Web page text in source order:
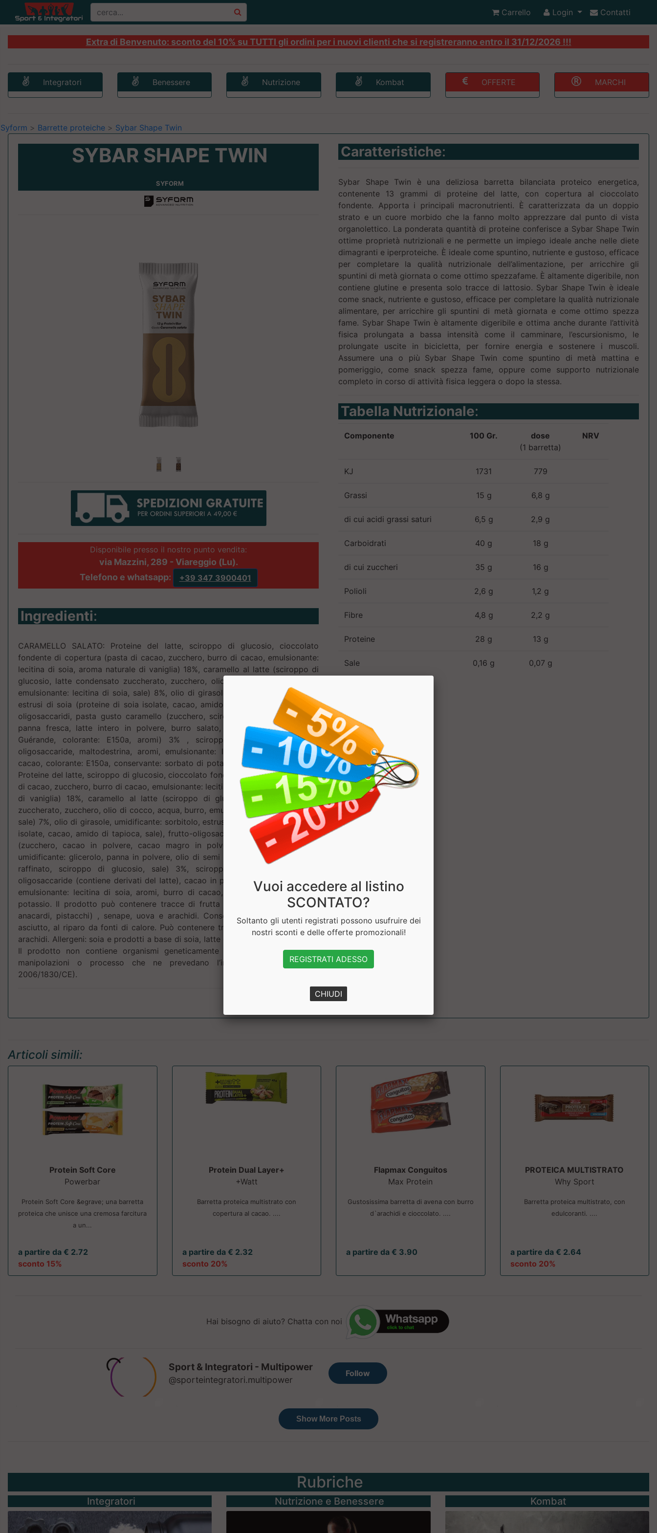
Carrello Login Contatti
Extra di Benvenuto: sconto del 10% su TUTTI gli ordini per i nuovi clienti che si registreranno entro il 31/12/2026 !!!
Integratori Benessere Nutrizione Kombat OFFERTE MARCHI
Syform > Barrette proteiche > Sybar Shape Twin
SYBAR SHAPE TWIN
SYFORM
Disponibile presso il nostro punto vendita:
via Mazzini, 289 - Viareggio (Lu).
Telefono e whatsapp:
+39 347 3900401
Ingredienti:
CARAMELLO SALATO: Proteine del latte, sciroppo di glucosio, cioccolato
fondente di copertura (pasta di cacao, zucchero, burro di cacao, emulsionante:
lecitina di soia, aroma naturale di vaniglia) 18%, caramello al latte (sciroppo di
glucosio, latte condensato zuccherato, zucchero, olio di cocco, acqua, burro,
emulsionante: lecitina di soia, sale) 8%, olio di girasole, umidificante: sorbitolo,
estrusi di soia (proteine di soia isolate, cacao, amido di tapioca, sale), frutto-
oligosaccaridi, pasta gusto caramello (zucchero, sciroppo di glucosio, acqua,
panna fresca, latte intero in polvere, burro salato, fibre alimentari, sale di
Guérande, colorante: E150a, aromi) 3% , sciroppo di fruttosio, galatto-
oligosaccaride, maltodestrina, aromi, emulsionante: lecitina di soia, burro di
cacao, colorante: E150a, conservante: sorbato di potassio. CHOCO BROWNIES:
Proteine del latte, sciroppo di glucosio, cioccolato fondente di copertura (pasta
di cacao, zucchero, burro di cacao, emulsionante: lecitina di soia, aroma naturale
di vaniglia) 18%, caramello al latte (sciroppo di glucosio, latte condensato
zuccherato, zucchero, olio di cocco, acqua, burro, emulsionante: lecitina di soia,
sale) 7%, olio di girasole, umidificante: sorbitolo, estrusi di soia (proteine di soia
isolate, cacao, amido di tapioca, sale), frutto-oligosaccaridi, brownies al cacao
(zucchero, cacao in polvere, cacao magro in polvere, amido di frumento,
umidificante: glicerolo, panna in polvere, olio di semi di girasole, olio di cocco
raffinato, sciroppo di glucosio, sale) 3%, sciroppo di fruttosio, galatto-
oligosaccaride (contiene derivati del latte), cacao in polvere 1%, maltodestrina,
emulsionante: lecitina di soia, aromi, burro di cacao, conservante: sorbato di
potassio. Il prodotto può contenere tracce di frutta a guscio (nocciole, noci,
anacardi, pistacchi) , senape, uova e arachidi. Conservare in luogo fresco e
asciutto, al riparo da fonti di calore. Può contenere tracce di frutta a guscio e
arachidi. Allergeni: soia e prodotti a base di soia, latte e prodotti a base di latte.
Il prodotto non contiene organismi geneticamente modificati né ha subito
manipolazioni o processo che ne prevedano l’impiego (2006/1829/CE-
2006/1830/CE).
Caratteristiche:
Sybar Shape Twin è una deliziosa barretta bilanciata proteico energetica,
contenente 13 grammi di proteine del latte, con copertura al cioccolato
fondente. Apporta i principali macronutrienti. È caratterizzata da un doppio
strato e un cuore morbido che la fanno molto apprezzare dal punto di vista
organolettico. La ponderata quantità di proteine conferisce a Sybar Shape Twin
ottime proprietà nutrizionali e ne permette un impiego ideale anche nelle diete
dimagranti e iperproteiche. È ideale come spuntino, nutriente e gustoso, efficace
per completare la qualità nutrizionale dell’alimentazione, per arricchire gli
spuntini di metà giornata o come ottimo spezzafame. È altamente digeribile, non
contiene glutine e presenta solo tracce di lattosio. Sybar Shape Twin è ideale
come snack, nutriente e gustoso, efficace per completare la qualità nutrizionale
alimentare, per arricchire gli spuntini di metà giornata e come ottimo spezza
fame. Sybar Shape Twin è altamente digeribile e ottima anche durante l’attività
fisica prolungata a bassa intensità come il camminare, l’escursionismo, le
prolungate uscite in bicicletta, per fornire energia e sostenere i muscoli.
Assumere una o più Sybar Shape Twin come spuntino di metà mattina e
pomeriggio, come snack spezza fame, oppure come supporto nutrizionale
completo in corso di attività fisica leggera o dopo la stessa.
Tabella Nutrizionale:
Componente 100 Gr.
dose
(1 barretta)
NRV
KJ 1731 779
Grassi 15 g 6,8 g
di cui acidi grassi saturi 6,5 g 2,9 g
Carboidrati 40 g 18 g
di cui zuccheri 35 g 16 g
Polioli 2,6 g 1,2 g
Fibre 4,8 g 2,2 g
Proteine 28 g 13 g
Sale 0,16 g 0,07 g
Articoli simili:
Protein Soft Core
Powerbar
Protein Soft Core &egrave; una barretta
proteica che unisce una cremosa farcitura
a un...
a partire da € 2.72
sconto 15%
Protein Dual Layer+
+Watt
Barretta proteica multistrato con
copertura al cacao. ....
a partire da € 2.32
sconto 20%
Flapmax Conguitos
Max Protein
Gustosissima barretta di avena con burro
d`arachidi e cioccolato. ....
a partire da € 3.90
PROTEICA MULTISTRATO
Why Sport
Barretta proteica multistrato, con
edulcoranti. ....
a partire da € 2.64
sconto 20%
Hai bisogno di aiuto? Chatta con noi
Rubriche
Integratori Nutrizione e Benessere Kombat
Vuoi accedere al listino
SCONTATO?
Soltanto gli utenti registrati possono usufruire dei
nostri sconti e delle offerte promozionali!
REGISTRATI ADESSO
CHIUDI